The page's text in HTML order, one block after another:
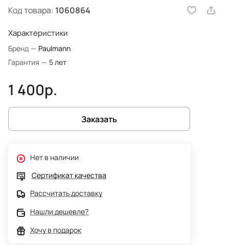
Код товара: 1060864
Характеристики
Бренд — Paulmann
Гарантия — 5 лет
1 400р.
Заказать
Нет в наличии
Сертификат качества
Рассчитать доставку
Нашли дешевле?
Хочу в подарок